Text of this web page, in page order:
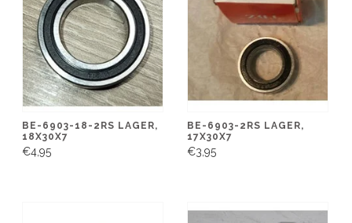
BE-6903-18-2RS LAGER,
18X30X7
€4,95
BE-6903-2RS LAGER,
17X30X7
€3,95